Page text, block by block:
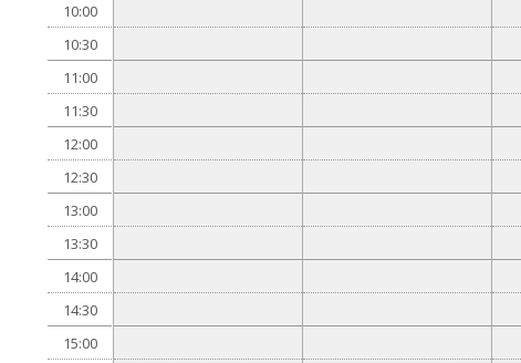
10:00
10:30
11:00
11:30
12:00
12:30
13:00
13:30
14:00
14:30
15:00